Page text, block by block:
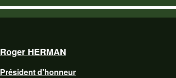
Roger HERMAN
Président d'honneur